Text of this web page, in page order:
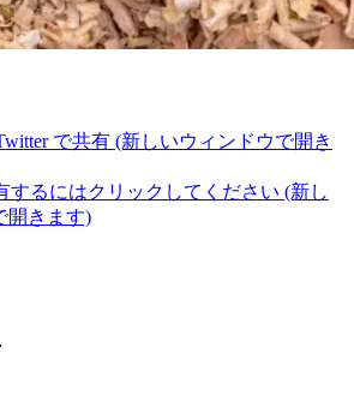
で共有 (新しいウィンドウで開き
するにはクリックしてください (新し
開きます)